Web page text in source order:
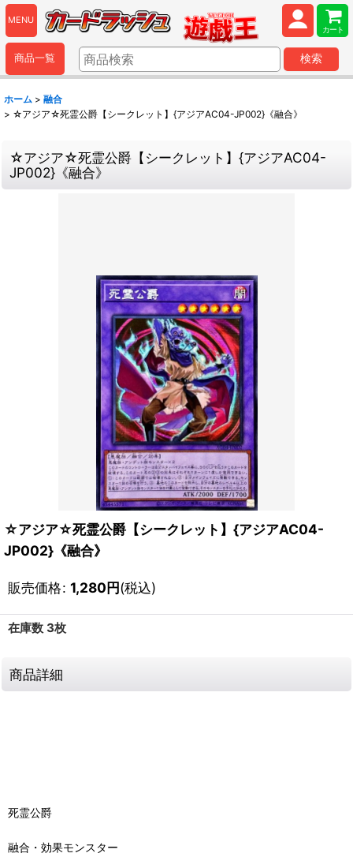
MENU
カート
商品一覧 検索
ホーム > 融合
> ☆アジア☆死霊公爵【シークレット】{アジアAC04-JP002}《融合》
☆アジア☆死霊公爵【シークレット】{アジアAC04-
JP002}《融合》
☆アジア☆死霊公爵【シークレット】{アジアAC04-
JP002}《融合》
販売価格: 1,280円(税込)
在庫数 3枚
商品詳細
死霊公爵
融合・効果モンスター